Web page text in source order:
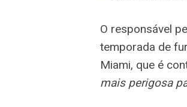
O responsável
temporada de
Miami, que é
mais perigosa